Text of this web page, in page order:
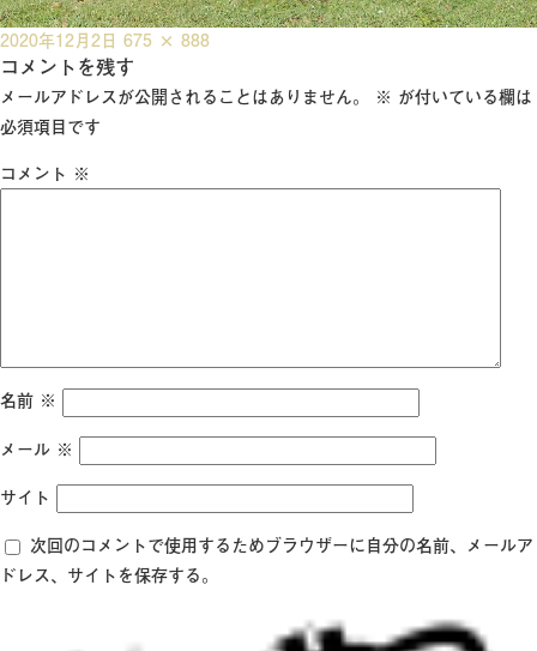
投
稿
日:
2020年12月2日 フ
ル
サ
675 × 888
コメントを残す
メールアドレスが公開されることはありません。 ※ が付いている欄は
必須項目です
コメント ※
名前 ※
メール ※
サイト
次回のコメントで使用するためブラウザーに自分の名前、メールア
ドレス、サイトを保存する。